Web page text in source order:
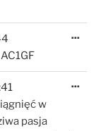
...
w
pasja
...